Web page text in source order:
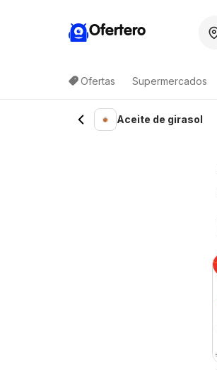
Ofertero
Ofertas Supermercados
Aceite de girasol